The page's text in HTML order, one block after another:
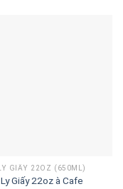
LY GIẤY 22OZ (650ML)
Ly Giấy 22oz à Cafe